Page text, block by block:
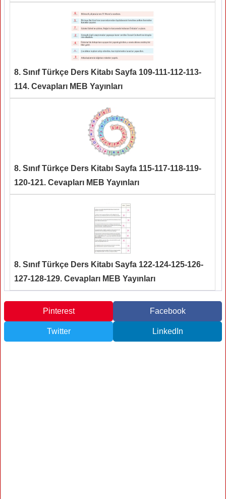
8. Sınıf Türkçe Ders Kitabı Sayfa 109-111-112-113-
114. Cevapları MEB Yayınları
8. Sınıf Türkçe Ders Kitabı Sayfa 115-117-118-119-
120-121. Cevapları MEB Yayınları
8. Sınıf Türkçe Ders Kitabı Sayfa 122-124-125-126-
127-128-129. Cevapları MEB Yayınları
Pinterest Facebook
Twitter LinkedIn